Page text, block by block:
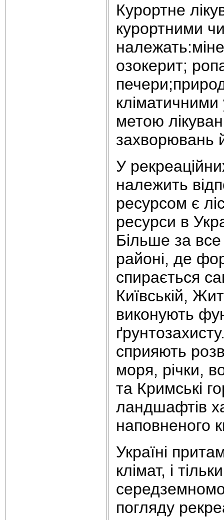
Курортне
курортними
озокерит;
метою
захворювань й
У
належить
ресурсом є
ресурси в
Більше за
районі, де
спирається
Київській,
виконують
сприяють
моря, річки,
та Кримські
ландшафтів
наповненого
Україні
клімат, і
погляду